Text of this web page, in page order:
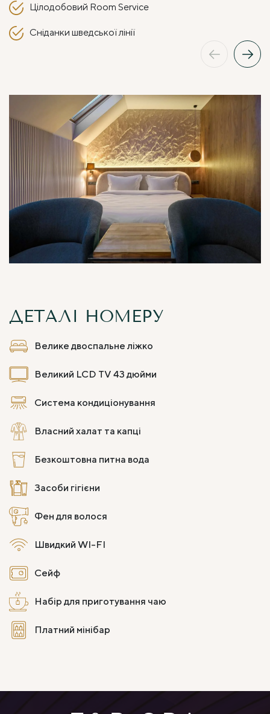
Цілодобовий Room Service
Сніданки шведської лінії
Велике двоспальне ліжко
Великий LCD TV 43 дюйми
Система кондиціонування
Власний халат та капці
Безкоштовна питна вода
Засоби гігієни
Фен для волося
Швидкий WI-FI
Сейф
Набір для приготування чаю
Платний мінібар
ДЕТАЛІ НОМЕРУ